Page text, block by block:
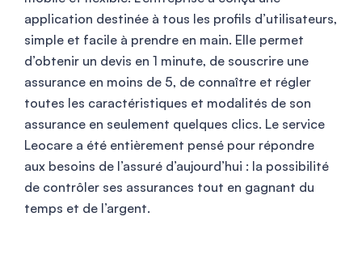
application destinée à tous les profils d’utilisateurs,
simple et facile à prendre en main. Elle permet
d’obtenir un devis en 1 minute, de souscrire une
assurance en moins de 5, de connaître et régler
toutes les caractéristiques et modalités de son
assurance en seulement quelques clics. Le service
Leocare a été entièrement pensé pour répondre
aux besoins de l’assuré d’aujourd’hui : la possibilité
de contrôler ses assurances tout en gagnant du
temps et de l’argent.